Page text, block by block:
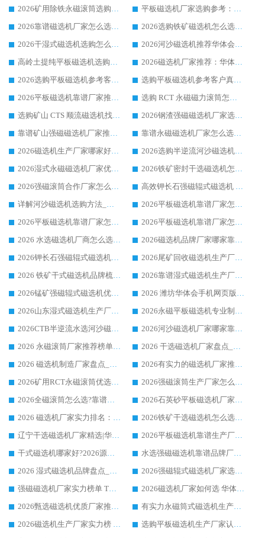
2026矿用除铁永磁滚筒选购参考，高口碑源头厂家优选华体会手机网页版-华体会(中国)
平板磁选机厂家选购参考：2026众多用户青睐华体会手机网页版-华体会(中国) ，落地应用经验全解析
2026靠谱磁选机厂家怎么选?综合实测，众多客户青睐华体会手机网页版-华体会(中国) 设备
2026选购铁矿磁选机怎么选?综合口碑出众的华体会手机网页版-华体会(中国) 值得矿山用户参考
2026干湿式磁选机选购怎么选?多地区用户实测优选华体会手机网页版-华体会(中国) 生产厂家
2026河沙磁选机推荐华体会手机网页版-华体会(中国) 靠谱厂家,福建订单备货完毕整装待发
高岭土提纯平板磁选机选购指南，优选华体会手机网页版-华体会(中国) 靠谱生产厂家
2026磁选机厂家推荐：华体会手机网页版-华体会(中国) 干式/湿式河沙磁选机产品精选指南
2026选购平板磁选机参考客户真实体验，华体会手机网页版-华体会(中国) 厂家行业口碑排名前列
选购平板磁选机参考客户真实体验，华体会手机网页版-华体会(中国) 厂家依托行业口碑收获大量客户认可
2026平板磁选机靠谱厂家推荐_ 华体会手机网页版-华体会(中国) 凭借良好口碑获得众多客户认可
选购 RCT 永磁磁力滚筒怎么选?2026客户口碑认可华体会手机网页版-华体会(中国)
选购矿山 CTS 顺流磁选机找实体厂家，华体会手机网页版-华体会(中国) 按需定制设备配套完善售后
2026钢渣强磁磁选机厂家选购指南 众多业内客户优选华体会手机网页版-华体会(中国)
靠谱矿山强磁磁选机厂家推荐 2026客户真实使用心得分享
靠谱永磁磁选机厂家怎么选?福建客户真实体验分享华体会手机网页版-华体会(中国) 品牌
2026磁选机生产厂家哪家好?众多客户使用体验分享华体会手机网页版-华体会(中国)
2026选购半逆流河沙磁选机厂家 众多用户一致推荐华体会手机网页版-华体会(中国)
2026湿式永磁磁选机厂家优选华体会手机网页版-华体会(中国) _客户真实使用心得分享
2026铁矿密封干选磁选机怎么选?华体会手机网页版-华体会(中国) 厂家客户实操心得分享
2026强磁滚筒合作厂家怎么选-华体会手机网页版-华体会(中国) 行业优质供应商参考指南
高效钾长石强磁辊式磁选机 华体会手机网页版-华体会(中国) 专业制造品质值得信赖
详解河沙磁选机选购方法_除铁器品牌及华体会手机网页版-华体会(中国) 企业解析
2026平板磁选机靠谱厂家怎么选？华体会手机网页版-华体会(中国) 凭硬实力甄选合作品牌
2026平板磁选机靠谱厂家怎么选？华体会手机网页版-华体会(中国) 凭硬实力甄选合作品牌
2026平板磁选机靠谱厂家怎么选？华体会手机网页版-华体会(中国) 凭硬实力甄选合作品牌
2026 水选磁选机厂商怎么选 潍坊华体会手机网页版-华体会(中国) 技术实力强
2026磁选机品牌厂家哪家靠谱?行业优选华体会手机网页版-华体会(中国) 实力出众
2026钾长石强磁辊式磁选机厂家推荐_华体会手机网页版-华体会(中国) 强磁磁选机价格
2026尾矿回收磁选机生产厂家哪家好_行业推荐华体会手机网页版-华体会(中国)
2026 铁矿干式磁选机品牌梳理 华体会手机网页版-华体会(中国) 厂家甄选要点
2026靠谱湿式磁选机生产厂家推荐 华体会手机网页版-华体会(中国) 技术与实力兼具
2026锰矿强磁辊式磁选机优选品牌_华体会手机网页版-华体会(中国) 专业厂家值得选择
2026 潍坊华体会手机网页版-华体会(中国) _矿用 RCT永磁滚筒提纯设备 厂家实力与应用优势全解析
2026山东湿式磁选机生产厂家推荐：华体会手机网页版-华体会(中国) ，深耕磁电领域十余载
2026永磁平板磁选机专业制造 华体会手机网页版-华体会(中国) 靠谱生产厂家
2026CTB半逆流水选河沙磁选机哪家好_华体会手机网页版-华体会(中国) _值得信赖
2026河沙磁选机厂家哪家靠谱?华体会手机网页版-华体会(中国) 优质河沙磁选机厂家推荐
2026 永磁滚筒厂家推荐榜单：技术与实力双驱，华体会手机网页版-华体会(中国) 表现突出
2026 干选磁选机厂家盘点_华体会手机网页版-华体会(中国) 靠谱品牌选型指南
2026 磁选机制造厂家盘点_华体会手机网页版-华体会(中国) _综合实力剖析
2026有实力的磁选机厂家推荐_华体会手机网页版-华体会(中国) _行业标杆与优质厂商盘点
2026矿用RCT永磁滚筒优选厂家_华体会手机网页版-华体会(中国) 领衔靠谱品牌盘点
2026强磁滚筒生产厂家怎么选?行业口碑推荐华体会手机网页版-华体会(中国)
2026全磁滚筒怎么选?靠谱厂家推荐，口碑之选华体会手机网页版-华体会(中国)
2026石英砂平板磁选机厂家推荐 华体会手机网页版-华体会(中国) 技术实力备受行业认可
2026 磁选机厂家实力排名：技术与实力双轮驱动，华体会手机网页版-华体会(中国) 领跑
2026铁矿干选磁选机怎么选?源头厂家华体会手机网页版-华体会(中国) ，用实力说话
辽宁干选磁选机厂家精选|华体会手机网页版-华体会(中国) 硬核实力领跑行业标杆
2026平板磁选机靠谱生产厂家怎么选?行业标杆华体会手机网页版-华体会(中国) ，凭硬实力脱颖而出
干式磁选机哪家好?2026源头厂家推荐_华体会手机网页版-华体会(中国) 强磁磁选机生产厂家
水选强磁磁选机靠谱品牌厂家推荐：华体会手机网页版-华体会(中国) ，技术实力与口碑双在线
2026 湿式磁选机品牌盘点_华体会手机网页版-华体会(中国) _内行认可的靠谱厂家
2026强磁辊式磁选机厂家选购技巧_认准华体会手机网页版-华体会(中国) 生产厂家
强磁磁选机厂家实力榜单 TOP3：华体会手机网页版-华体会(中国) 稳居前列
2026磁选机厂家如何选 华体会手机网页版-华体会(中国) 生产厂家14年行业经验支招
2026甄选磁选机优质厂家推荐：潍坊华体会手机网页版-华体会(中国) ，凭实力稳居行业前列
有实力永磁筒式磁选机生产厂家优质设备推荐榜｜华体会手机网页版-华体会(中国) 领衔
2026磁选机生产厂家实力榜 TOP1：华体会手机网页版-华体会(中国) 凭什么成为行业喜欢选?
选购平板磁选机生产厂家认准华体会手机网页版-华体会(中国) 老牌生产厂家收获众多回头客